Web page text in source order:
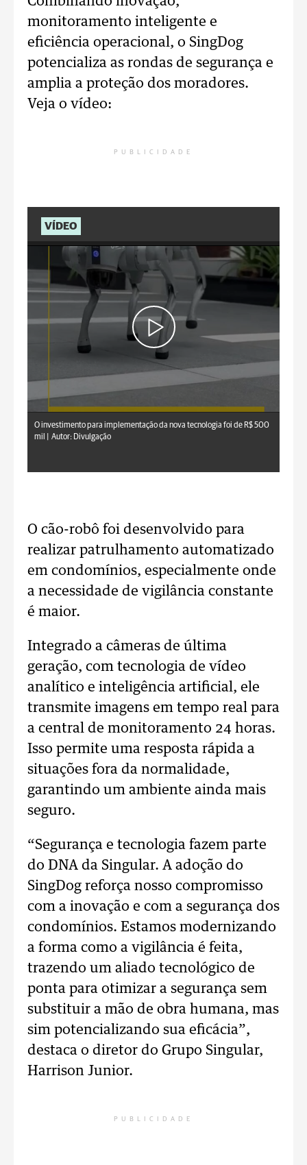
monitoramento inteligente e
eficiência operacional, o SingDog
potencializa as rondas de segurança e
amplia a proteção dos moradores.
Veja o vídeo:
PUBLICIDADE
VÍDEO
O investimento para implementação da nova tecnologia foi de R$ 500
mil |
Autor: Divulgação
O cão-robô foi desenvolvido para
realizar patrulhamento automatizado
em condomínios, especialmente onde
a necessidade de vigilância constante
é maior.
Integrado a câmeras de última
geração, com tecnologia de vídeo
analítico e inteligência artificial, ele
transmite imagens em tempo real para
a central de monitoramento 24 horas.
Isso permite uma resposta rápida a
situações fora da normalidade,
garantindo um ambiente ainda mais
seguro.
“Segurança e tecnologia fazem parte
do DNA da Singular. A adoção do
SingDog reforça nosso compromisso
com a inovação e com a segurança dos
condomínios. Estamos modernizando
a forma como a vigilância é feita,
trazendo um aliado tecnológico de
ponta para otimizar a segurança sem
substituir a mão de obra humana, mas
sim potencializando sua eficácia”,
destaca o diretor do Grupo Singular,
Harrison Junior.
PUBLICIDADE